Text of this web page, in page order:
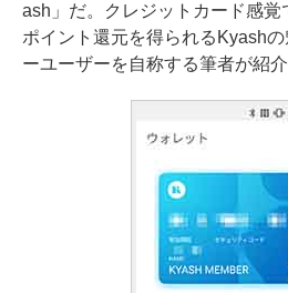
ash」だ。クレジットカード感
ポイント還元を得られるKyash
ーユーザーを自称する筆者が紹介